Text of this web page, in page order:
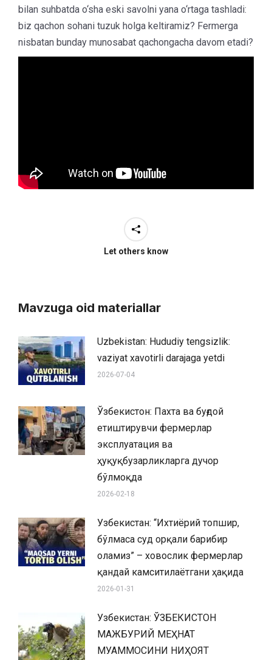
bilan suhbatda o‘sha eski savolni yana o‘rtaga tashladi:
biz qachon sohani tuzuk holga keltiramiz? Fermerga
nisbatan bunday munosabat qachongacha davom etadi?
Let others know
Mavzuga oid materiallar
Uzbekistan: Hududiy tengsizlik:
vaziyat xavotirli darajaga yetdi
2026-07-04
Ўзбекистон: Пахта ва буғдой
етиштирувчи фермерлар
эксплуатация ва
ҳуқуқбузарликларга дучор
бўлмоқда
2026-02-18
Узбекистан: “Ихтиёрий топшир,
бўлмаса суд орқали барибир
оламиз” – ховослик фермерлар
қандай камситилаётгани ҳақида
2026-01-31
Узбекистан: ЎЗБЕКИСТОН
МАЖБУРИЙ МЕҲНАТ
МУАММОСИНИ НИҲОЯТ